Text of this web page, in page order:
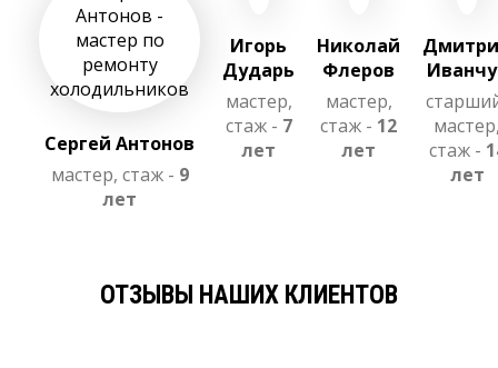
Сергей Антонов
мастер, стаж - 9
лет
Игорь
Дударь
мастер,
стаж - 7
лет
Николай
Флеров
мастер,
стаж - 12
лет
стаж -
лет
ОТЗЫВЫ НАШИХ КЛИЕНТОВ